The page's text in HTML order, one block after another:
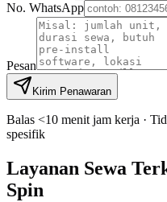
No. WhatsApp
Pesan
Kirim Penawaran
Balas <10 menit jam kerja ·
spesifik
Layanan Sewa
Spin